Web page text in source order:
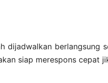
dijadwalkan berlangsung
siap merespons cepat